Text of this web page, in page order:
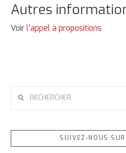
Autres
Voirl'appel à propositions
SUIVEZ-NOUS